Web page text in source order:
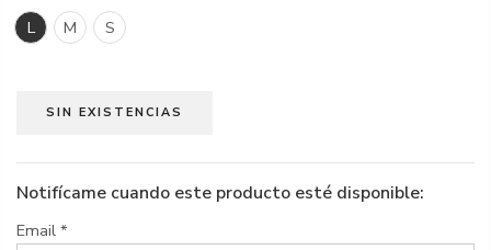
L M S
SIN EXISTENCIAS
Notifícame cuando este producto esté disponible:
Email *